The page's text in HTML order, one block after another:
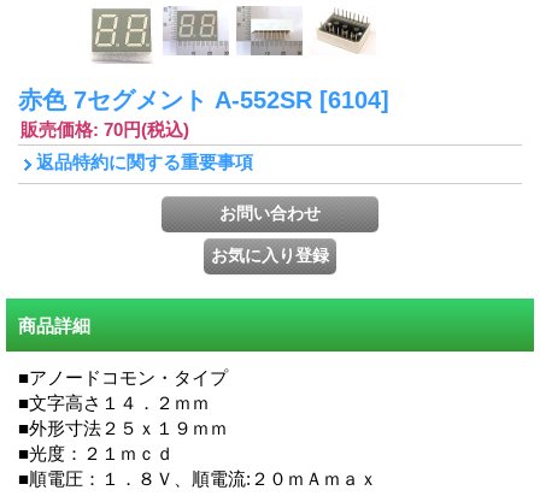
赤色 7セグメント A-552SR [6104]
販売価格: 70円(税込)
返品特約に関する重要事項
商品詳細
■アノードコモン・タイプ
■文字高さ１４．２ｍｍ
■外形寸法２５ｘ１９ｍｍ
■光度：２１ｍｃｄ
■順電圧：１．８Ｖ、順電流:２０ｍＡｍａｘ